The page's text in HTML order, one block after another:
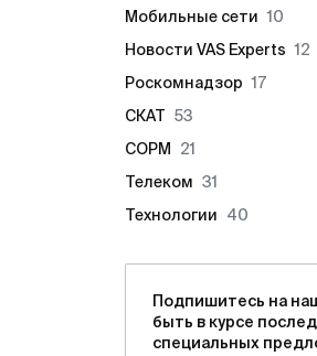
Мобильные сети 10
Новости VAS Experts 12
Роскомнадзор 17
СКАТ 53
СОРМ
21
Телеком 31
Технологии
40
Подпишитесь на
быть в курсе
специальных